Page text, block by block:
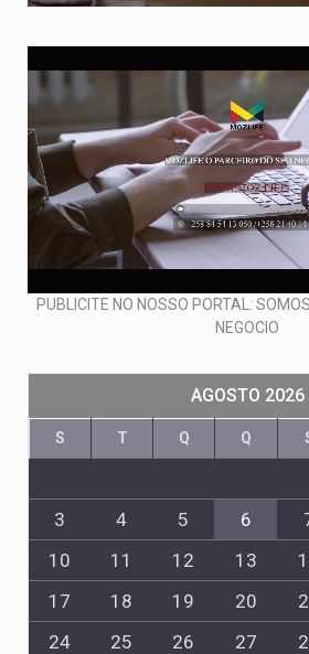
PUBLICITE NO NOSSO PORTAL:
NEGOCIO
AGOSTO 2026
S T Q Q
3
4 5 6
10
11 12 13
17
18 19 20
24
25 26 27